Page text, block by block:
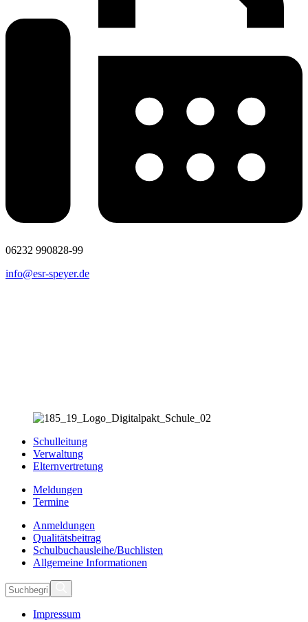
06232 990828-99
info@esr-speyer.de
Schulleitung
Verwaltung
Elternvertretung
Meldungen
Termine
Anmeldungen
Qualitätsbeitrag
Schulbuchausleihe/Buchlisten
Allgemeine Informationen
Impressum